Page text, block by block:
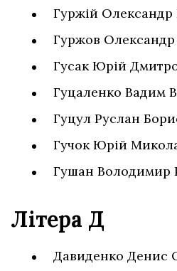
Гуржій
Гуржов Олександр
Гусак Юрій
Гуцаленко Вадим
Гуцул Руслан
Гучок Юрій
Гушан Володимир
Літера Д
Давиденко Денис